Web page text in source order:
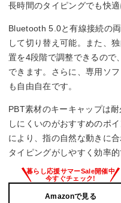
長時間のタイピングでも快適
Bluetooth 5.0と有線接続の
して切り替え可能。また、
置を4段階で調整できるので
できます。さらに、専用ソ
も自由自在です。
PBT素材のキーキャップは
しにくいのがおすすめのポ
により、指の自然な動きに
タイピングがしやすく効率的
Amazonで見る